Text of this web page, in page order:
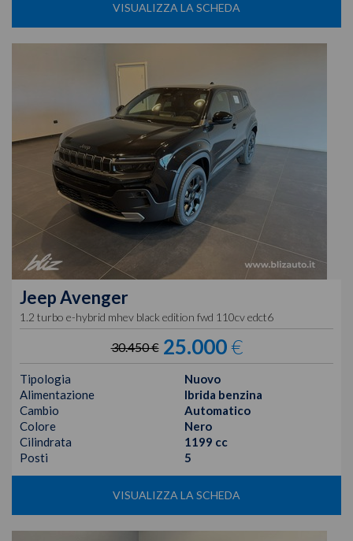
VISUALIZZA LA SCHEDA
JeepAvenger
1.2 turbo e-hybrid mhev black edition fwd 110cv edct6
30.450 € 25.000€
Tipologia
Nuovo
Alimentazione
Ibrida benzina
Cambio
Automatico
Colore
Nero
Cilindrata
1199 cc
Posti
5
VISUALIZZA LA SCHEDA